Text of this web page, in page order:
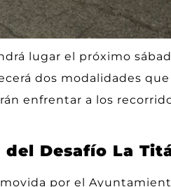
lugar el próximo
dos modalidades
enfrentar a los
Desafío La
por el